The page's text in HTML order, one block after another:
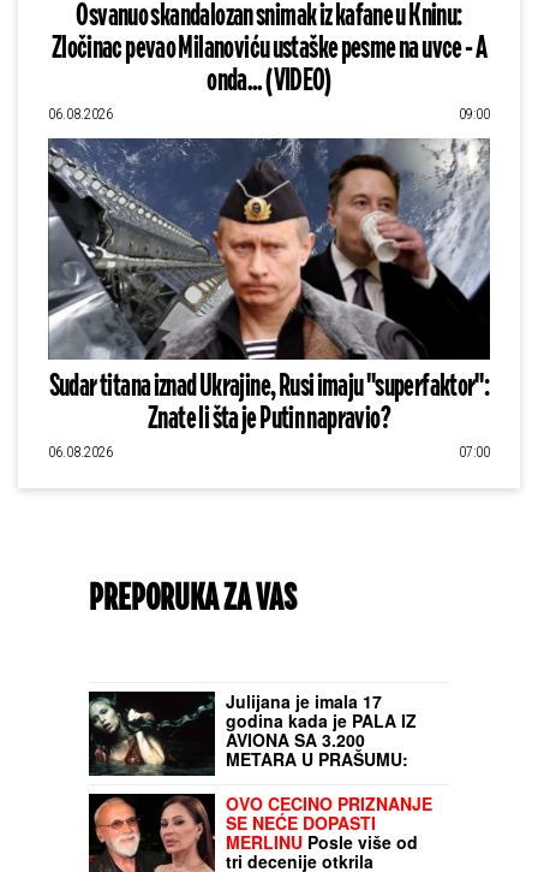
Osvanuo skandalozan snimak iz kafane u Kninu:
Zločinac pevao Milanoviću ustaške pesme na uvce - A
onda... (VIDEO)
06.08.2026 09:00
Sudar titana iznad Ukrajine, Rusi imaju "superfaktor":
Znate li šta je Putin napravio?
06.08.2026 07:00
PREPORUKA ZA VAS